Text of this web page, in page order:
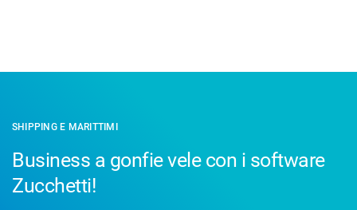
SHIPPING E MARITTIMI
Business a gonfie vele con i software
Zucchetti!